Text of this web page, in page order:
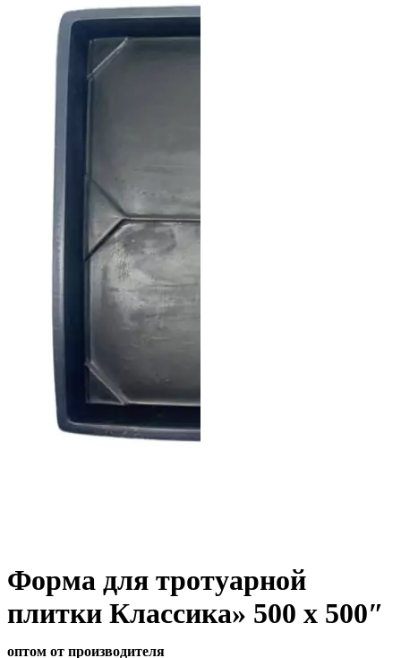
Форма для тротуарной
плитки Классика» 500 х 500″
оптом от производителя